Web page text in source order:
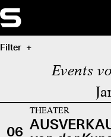
Filter
Events
06
THEATER